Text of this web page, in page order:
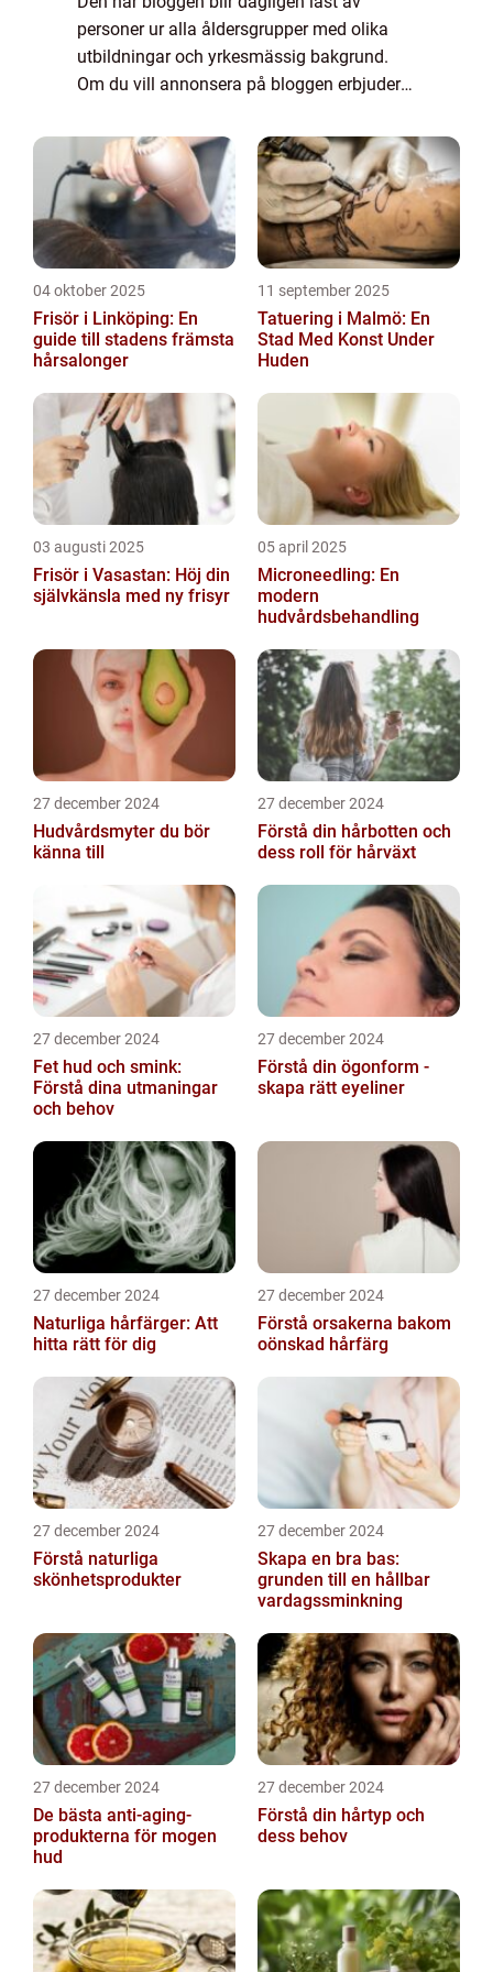
personer ur alla åldersgrupper med olika
utbildningar och yrkesmässig bakgrund.
Om du vill annonsera på bloggen erbjuder
endast ett av alternativen. Kontakta
redaktionen så...
04 oktober 2025
Frisör i Linköping: En
guide till stadens främsta
hårsalonger
11 september 2025
Tatuering i Malmö: En
Stad Med Konst Under
Huden
03 augusti 2025
Frisör i Vasastan: Höj din
självkänsla med ny frisyr
05 april 2025
Microneedling: En
modern
hudvårdsbehandling
27 december 2024
Hudvårdsmyter du bör
känna till
27 december 2024
Förstå din hårbotten och
dess roll för hårväxt
27 december 2024
Fet hud och smink:
Förstå dina utmaningar
och behov
27 december 2024
Förstå din ögonform -
skapa rätt eyeliner
27 december 2024
Naturliga hårfärger: Att
hitta rätt för dig
27 december 2024
Förstå orsakerna bakom
oönskad hårfärg
27 december 2024
Förstå naturliga
skönhetsprodukter
27 december 2024
Skapa en bra bas:
grunden till en hållbar
vardagssminkning
27 december 2024
De bästa anti-aging-
produkterna för mogen
hud
27 december 2024
Förstå din hårtyp och
dess behov